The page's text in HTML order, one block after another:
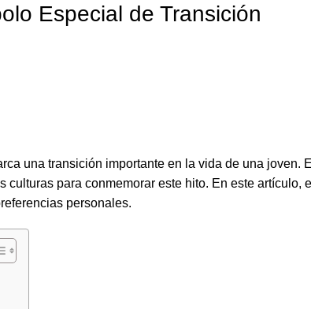
Especial de Transición
una transición importante en la vida de una joven.
para conmemorar este hito. En este artículo,
personales.